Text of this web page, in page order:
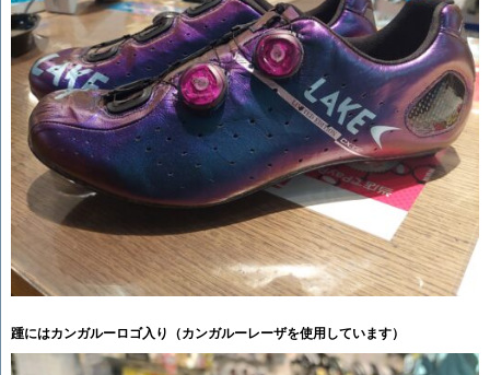
踵にはカンガルーロゴ入り（カンガルーレーザを使用しています）